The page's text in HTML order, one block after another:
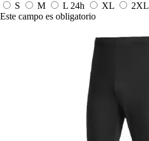
S
M L 24h XL 2XL
Este campo es obligatorio